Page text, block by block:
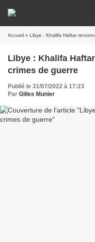
Accueil » Libye : Khalifa Haftar
Libye : Khalifa
crimes de guerre
Publié le 31/07/2022 à 17:23
Par Gilles Munier